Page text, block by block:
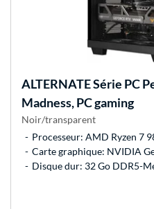
ALTERNATESérie PC
Madness, PC gaming
Noir/transparent
Processeur: AMD Ryzen 7
Carte graphique: NVIDIA
Disque dur: 32 Go DDR5-